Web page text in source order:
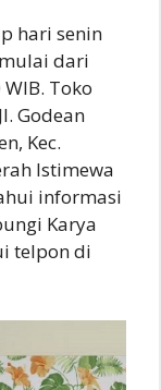
hari senin
dari
Toko
Godean
Kec.
Istimewa
informasi
Karya
telpon di